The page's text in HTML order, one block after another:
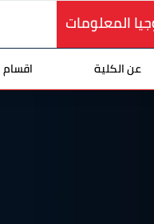
المعلومات
عن الكلية اقسام